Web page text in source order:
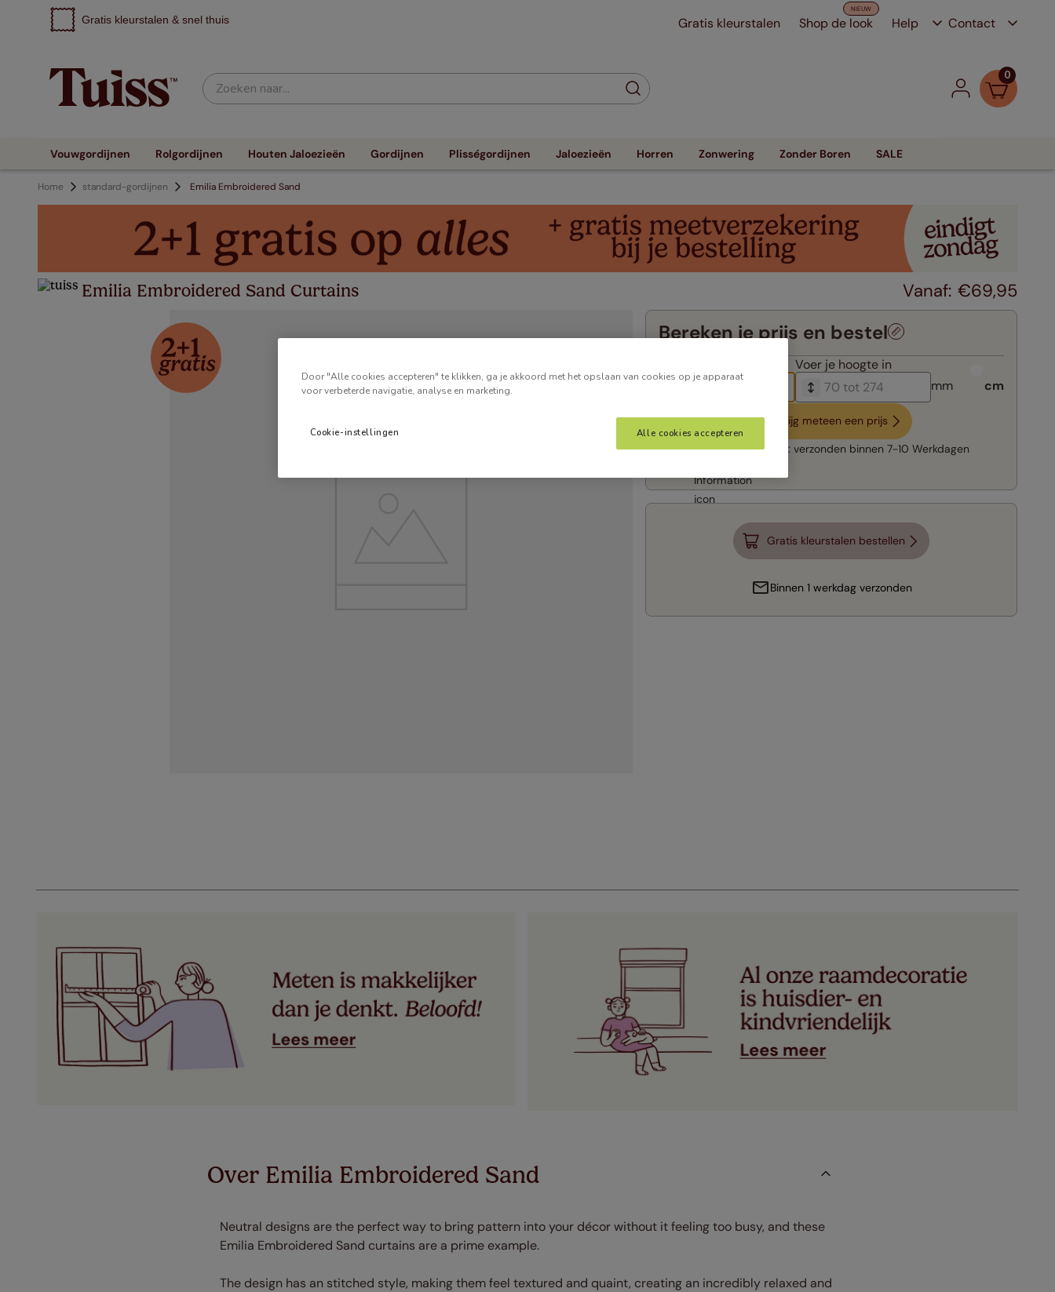
Gratis kleurstalen & snel thuis Gratis kleurstalen Shop de look Help Contact
Zoeken naar... 0
Vouwgordijnen Rolgordijnen Houten Jaloezieën Gordijnen Plisségordijnen Jaloezieën Horren Zonwering Zonder Boren SALE
Home standard-gordijnen Emilia Embroidered Sand
Emilia Embroidered Sand Curtains €69,95
Bereken je prijs en bestel
Voer je hoogte in
mm
cm
Krijg meteen een prijs
Snelle levering: verzonden binnen 7-10 Werkdagen
Gratis kleurstalen bestellen
Binnen 1 werkdag verzonden
Over Emilia Embroidered Sand
Neutral designs are the perfect way to bring pattern into your décor without it feeling too busy, and these
Emilia Embroidered Sand curtains are a prime example.
The design has an stitched style, making them feel textured and quaint, creating an incredibly relaxed and
Door "Alle cookies accepteren" te klikken, ga je akkoord met het opslaan van cookies op je apparaat
voor verbeterde navigatie, analyse en marketing.
Cookie-instellingen Alle cookies accepteren